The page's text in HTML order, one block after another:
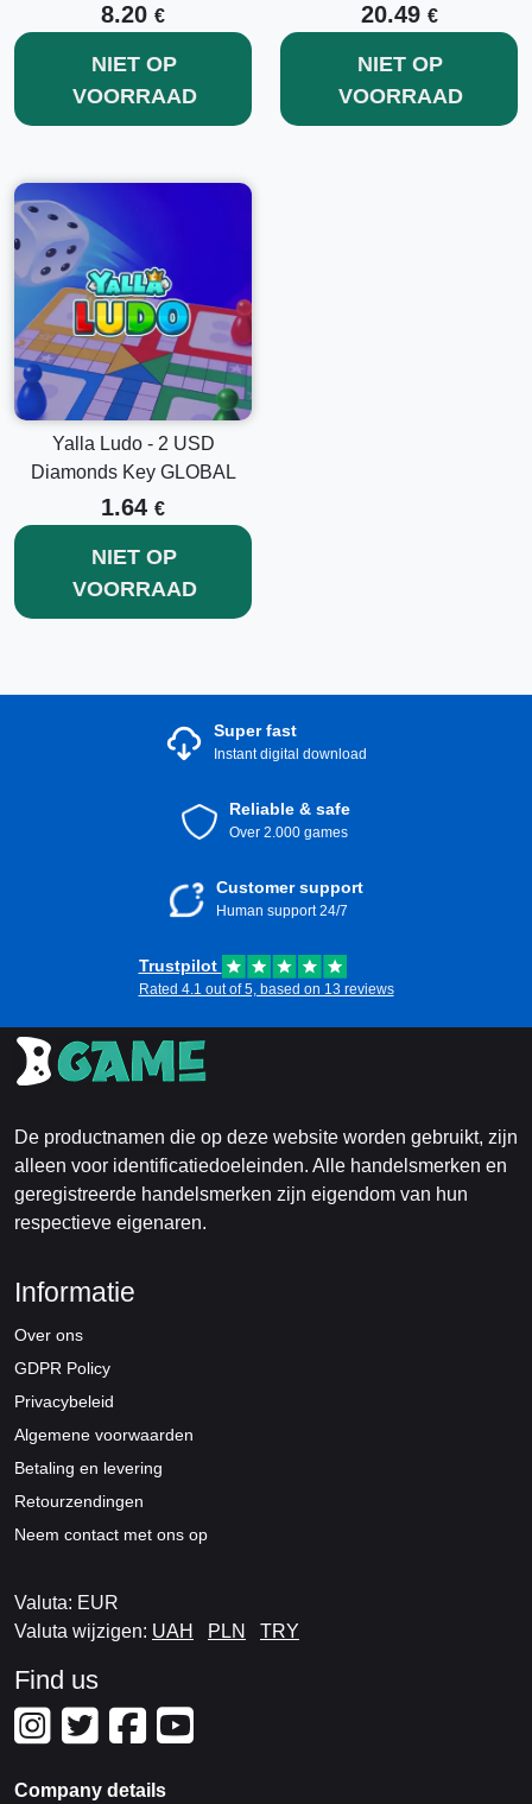
8.20 €
NIET OP
VOORRAAD
20.49 €
NIET OP
VOORRAAD
Yalla Ludo - 2 USD
Diamonds Key GLOBAL
1.64 €
NIET OP
VOORRAAD
Super fast
Instant digital download
Reliable & safe
Over 2.000 games
Customer support
Human support 24/7
Trustpilot
Rated 4.1 out of 5, based on 13 reviews
De productnamen die op deze website worden gebruikt, zijn
alleen voor identificatiedoeleinden. Alle handelsmerken en
geregistreerde handelsmerken zijn eigendom van hun
respectieve eigenaren.
Informatie
Over ons
GDPR Policy
Privacybeleid
Algemene voorwaarden
Betaling en levering
Retourzendingen
Neem contact met ons op
Valuta: EUR
Valuta wijzigen: UAH PLN TRY
Find us
Company details